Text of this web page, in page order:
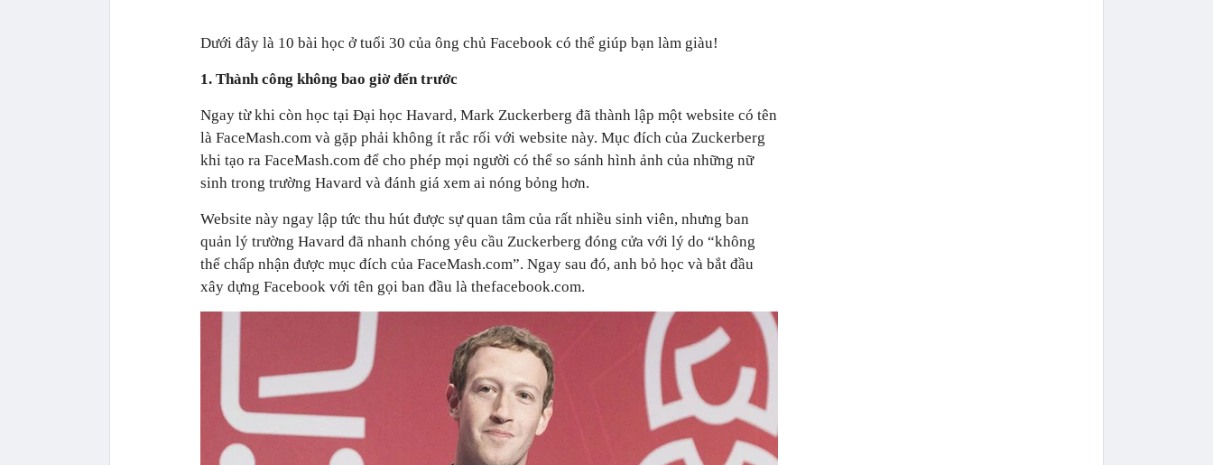
Dưới đây là 10 bài học ở tuổi 30 của ông chủ Facebook có thể giúp bạn làm giàu!
1. Thành công không bao giờ đến trước
Ngay từ khi còn học tại Đại học Havard, Mark Zuckerberg đã thành lập một website có tên
là FaceMash.com và gặp phải không ít rắc rối với website này. Mục đích của Zuckerberg
khi tạo ra FaceMash.com để cho phép mọi người có thể so sánh hình ảnh của những nữ
sinh trong trường Havard và đánh giá xem ai nóng bỏng hơn.
Website này ngay lập tức thu hút được sự quan tâm của rất nhiều sinh viên, nhưng ban
quản lý trường Havard đã nhanh chóng yêu cầu Zuckerberg đóng cửa với lý do “không
thể chấp nhận được mục đích của FaceMash.com”. Ngay sau đó, anh bỏ học và bắt đầu
xây dựng Facebook với tên gọi ban đầu là thefacebook.com.